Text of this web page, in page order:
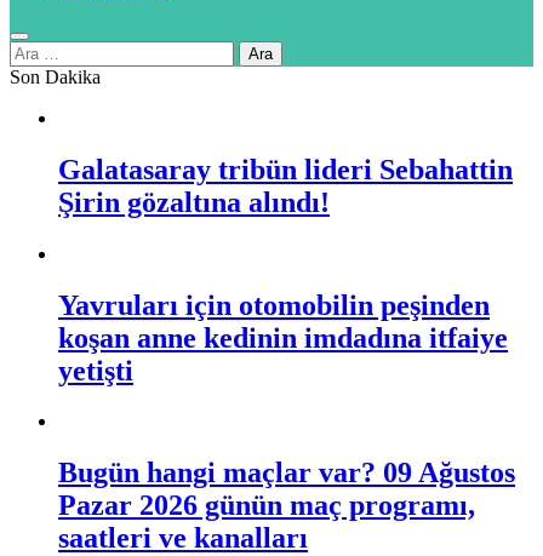
Arama:
Son Dakika
Galatasaray tribün lideri Sebahattin
Şirin gözaltına alındı!
Yavruları için otomobilin peşinden
koşan anne kedinin imdadına itfaiye
yetişti
Bugün hangi maçlar var? 09 Ağustos
Pazar 2026 günün maç programı,
saatleri ve kanalları